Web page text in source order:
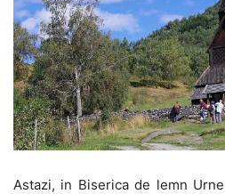
Astazi, in Biserica de lemn